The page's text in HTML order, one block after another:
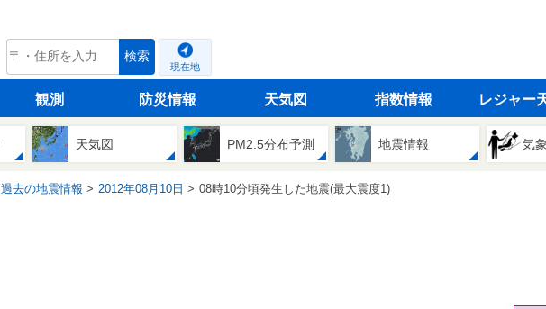
tenki.jp 検索
現在地
観測 防災情報 天気図 指数情報 レジャー
天気図 PM2.5分布予測 地震情報 気
過去の地震情報 2012年08月10日 08時10分頃発生した地震(最大震度1)